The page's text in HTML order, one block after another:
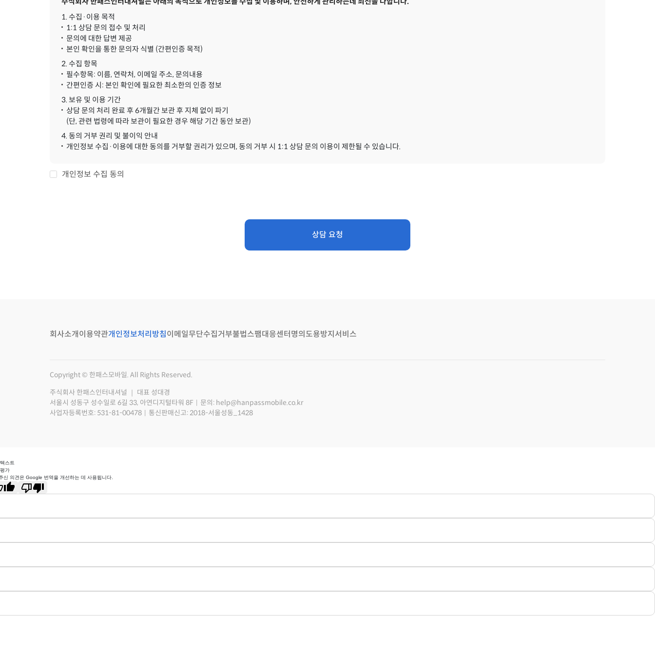
1. 수집·이용 목적
1:1 상담 문의 접수 및 처리
문의에 대한 답변 제공
본인 확인을 통한 문의자 식별 (간편인증 목적)
2. 수집 항목
필수항목: 이름, 연락처, 이메일 주소, 문의내용
간편인증 시: 본인 확인에 필요한 최소한의 인증 정보
3. 보유 및 이용 기간
상담 문의 처리 완료 후 6개월간 보관 후 지체 없이 파기
(단, 관련 법령에 따라 보관이 필요한 경우 해당 기간 동안 보관)
4. 동의 거부 권리 및 불이익 안내
개인정보 수집·이용에 대한 동의를 거부할 권리가 있으며, 동의 거부 시 1:1 상담 문의 이용이 제한될 수 있습니다.
개인정보 수집 동의
상담 요청
회사소개이용약관개인정보처리방침이메일무단수집거부불법스팸대응센터 명의도용방지서비스
Copyright © 한패스모바일. All Rights Reserved.
주식회사 한패스인터내셔널 ｜ 대표 성대경
서울시 성동구 성수일로 6길 33, 아연디지털타워 8F
문의: help@hanpassmobile.co.kr
사업자등록번호: 531-81-00478
통신판매신고: 2018-서울성동_1428
스트
가
신 의견은 Google 번역을 개선하는 데 사용됩니다.